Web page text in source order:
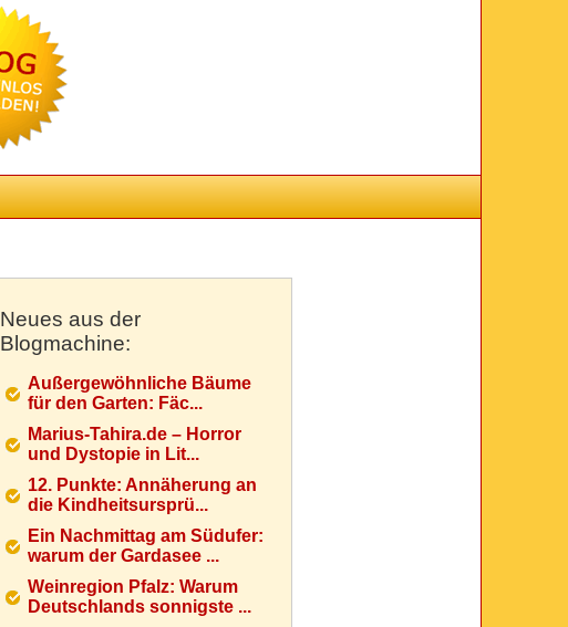
Neues aus der
Blogmachine:
Außergewöhnliche Bäume
für den Garten: Fäc...
Marius-Tahira.de – Horror
und Dystopie in Lit...
12. Punkte: Annäherung an
die Kindheitsursprü...
Ein Nachmittag am Südufer:
warum der Gardasee ...
Weinregion Pfalz: Warum
Deutschlands sonnigste ...